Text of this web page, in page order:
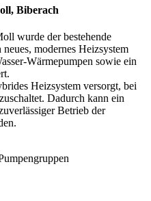
Biberach
wurde der bestehende
modernes Heizsystem
Wärmepumpen sowie ein
Heizsystem versorgt, bei
Dadurch kann ein
Betrieb der